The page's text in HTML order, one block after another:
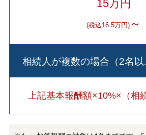
15万円
(税込16.5万円) ～
相続人が複数の場合（2名以
上記基本報酬額×10%×（相